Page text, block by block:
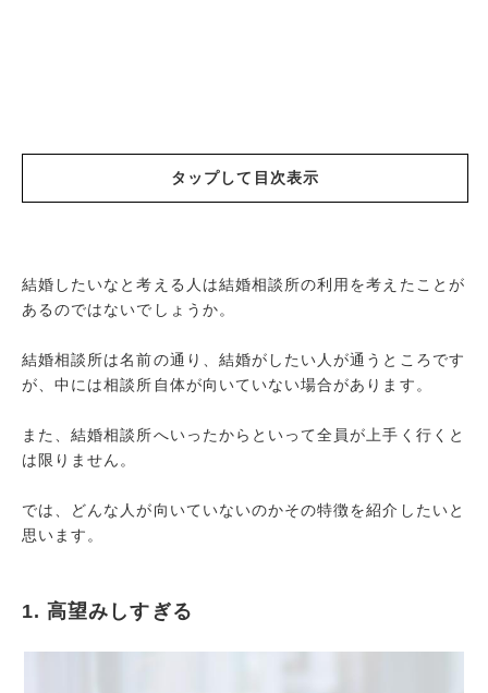
タップして目次表示
高望みしすぎる
聞く耳を持たない
自己中心
自分磨きをしない人
自分に自信がない
自己PRの苦手な人
結婚したいなと考える人は結婚相談所の利用を考えたことが
あるのではないでしょうか。
結婚相談所は名前の通り、結婚がしたい人が通うところです
が、中には相談所自体が向いていない場合があります。
また、結婚相談所へいったからといって全員が上手く行くと
は限りません。
では、どんな人が向いていないのかその特徴を紹介したいと
思います。
1. 高望みしすぎる